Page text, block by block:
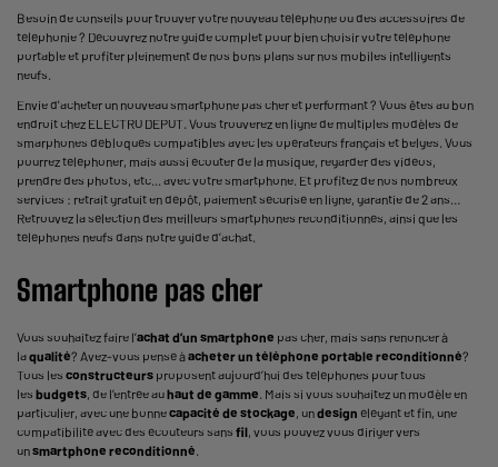
Besoin de conseils pour trouver votre nouveau téléphone ou des accessoires de
téléphonie ? Découvrez notre guide complet pour bien choisir votre téléphone
portable et profiter pleinement de nos bons plans sur nos mobiles intelligents
neufs.
Envie d'acheter un nouveau smartphone pas cher et performant ? Vous êtes au bon
endroit chez ELECTRO DEPOT. Vous trouverez en ligne de multiples modèles de
smarphones débloqués compatibles avec les opérateurs français et belges. Vous
pourrez téléphoner, mais aussi écouter de la musique, regarder des vidéos,
prendre des photos, etc... avec votre smartphone. Et profitez de nos nombreux
services : retrait gratuit en dépôt, paiement sécurisé en ligne, garantie de 2 ans…
Retrouvez la sélection des meilleurs smartphones reconditionnés, ainsi que les
téléphones neufs dans notre guide d’achat.
Smartphone pas cher
Vous souhaitez faire l’achat d’un smartphone pas cher, mais sans renoncer à
laqualité? Avez-vous pensé àacheter un téléphone portable reconditionné?
Tous les constructeurs proposent aujourd’hui des téléphones pour tous
les budgets, de l’entrée auhaut de gamme. Mais si vous souhaitez un modèle en
particulier, avec une bonnecapacité de stockage, undesign élégant et fin, une
compatibilité avec des écouteurs sans fil, vous pouvez vous diriger vers
unsmartphone reconditionné.